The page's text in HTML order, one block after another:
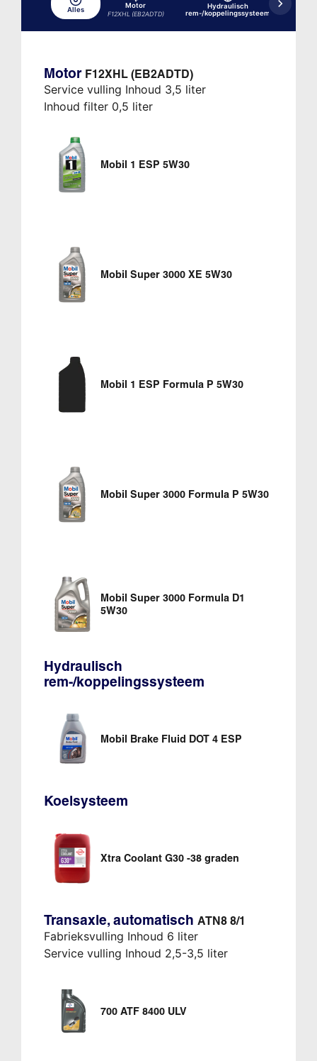
Alles
Motor
F12XHL (EB2ADTD)
Hydraulisch
rem-/koppelingssysteem
Motor F12XHL (EB2ADTD)
Service vulling Inhoud 3,5 liter
Inhoud filter 0,5 liter
Mobil 1 ESP 5W30
Mobil Super 3000 XE 5W30
Mobil 1 ESP Formula P 5W30
Mobil Super 3000 Formula P 5W30
Mobil Super 3000 Formula D1
5W30
Hydraulisch
rem-/koppelingssysteem
Mobil Brake Fluid DOT 4 ESP
Koelsysteem
Xtra Coolant G30 -38 graden
Transaxle, automatisch ATN8 8/1
Fabrieksvulling Inhoud 6 liter
Service vulling Inhoud 2,5-3,5 liter
700 ATF 8400 ULV